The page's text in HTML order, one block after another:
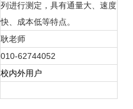
列进行测定，具有通量大、速度
快、成本低等特点。
耿老师
010-62744052
校内外用户